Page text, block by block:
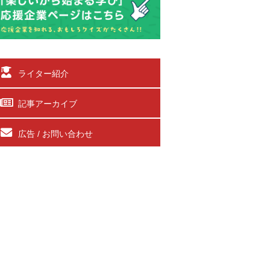
ライター紹介
記事アーカイブ
広告 / お問い合わせ